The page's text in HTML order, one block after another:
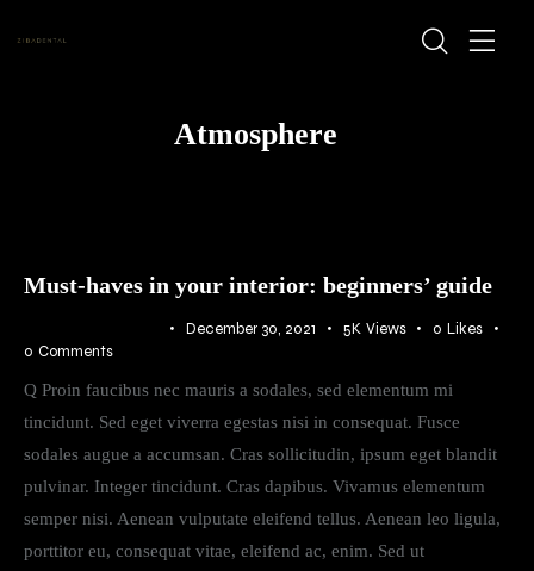
Atmosphere
Must-haves in your interior: beginners’ guide
December 30, 2021 5K Views 0 Likes
0 Comments
Q Proin faucibus nec mauris a sodales, sed elementum mi
tincidunt. Sed eget viverra egestas nisi in consequat. Fusce
sodales augue a accumsan. Cras sollicitudin, ipsum eget blandit
pulvinar. Integer tincidunt. Cras dapibus. Vivamus elementum
semper nisi. Aenean vulputate eleifend tellus. Aenean leo ligula,
porttitor eu, consequat vitae, eleifend ac, enim. Sed ut